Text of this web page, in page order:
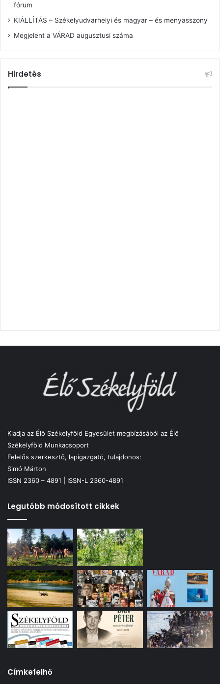
fórum
KIÁLLÍTÁS – Székelyudvarhelyi és magyar – és menyasszony
Megjelent a VÁRAD augusztusi száma
Hirdetés
Kiadja az Élő Székelyföld Egyesület megbízásából az Élő
Székelyföld Munkacsoport
Felelős szerkesztő, lapigazgató, tulajdonos:
Simó Márton
ISSN 2360 – 4891 | ISSN-L 2360-4891
Legutóbb módosított cikkek
Címkefelhő